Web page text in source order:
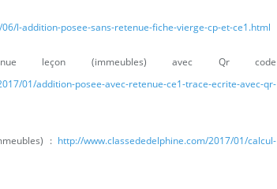
l-addition-posee-sans-retenue-fiche-vierge-cp-et-ce1.html
leçon (immeubles) avec Qr code
01/addition-posee-avec-retenue-ce1-trace-ecrite-avec-qr-
: http://www.classededelphine.com/2017/01/calcul-